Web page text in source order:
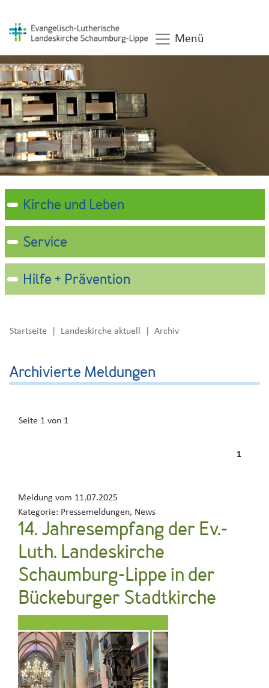
Menü
Kirche und Leben
Service
Hilfe + Prävention
Startseite Landeskirche aktuell Archiv
Archivierte Meldungen
Seite 1 von 1
1
Meldung vom 11.07.2025
Kategorie: Pressemeldungen, News
14. Jahresempfang der Ev.-
Luth. Landeskirche
Schaumburg-Lippe in der
Bückeburger Stadtkirche